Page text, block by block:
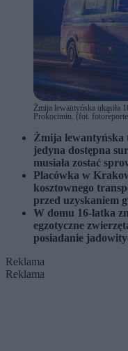
Żmija lewantyńska ukąsiła
Prokocimiu. (fot.
Żmija lewantyńska
jedyna dostępna
musiała zostać
Placówka w
kosztownego
przed uzyskaniem
W domu 16-latka
egzotyczne
posiadanie
Reklama
Reklama